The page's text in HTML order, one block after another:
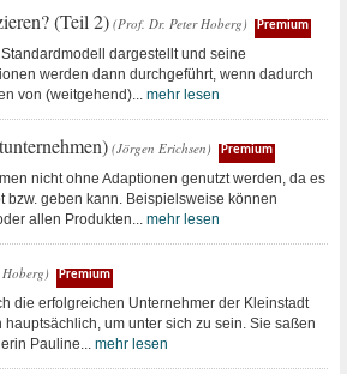
(Teil 2) (Prof. Dr. Peter Hoberg) Premium
dargestellt und seine
werden dann durchgeführt, wenn dadurch
von (weitgehend)... mehr lesen
(Jörgen Erichsen) Premium
nicht ohne Adaptionen genutzt werden, da es
geben kann. Beispielsweise können
allen Produkten... mehr lesen
Premium
die erfolgreichen Unternehmer der Kleinstadt
um unter sich zu sein. Sie saßen
Pauline... mehr lesen